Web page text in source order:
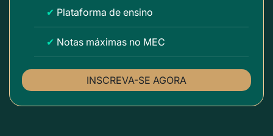
✔ Plataforma de ensino
✔ Notas máximas no MEC
INSCREVA-SE AGORA